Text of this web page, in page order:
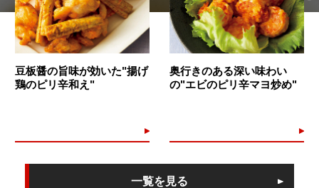
豆板醤の旨味が効いた"揚げ
鶏のピリ辛和え"
奥行きのある深い味わい
の"エビのピリ辛マヨ炒め"
一覧を見る